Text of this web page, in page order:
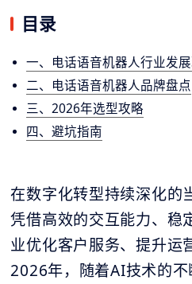
目录
一、电话语音机器人行业发
二、电话语音机器人品牌盘点
三、2026年选型攻略
四、避坑指南
在数字化转型持续深化的
凭借高效的交互能力、稳
业优化客户服务、提升运
2026年，随着AI技术的